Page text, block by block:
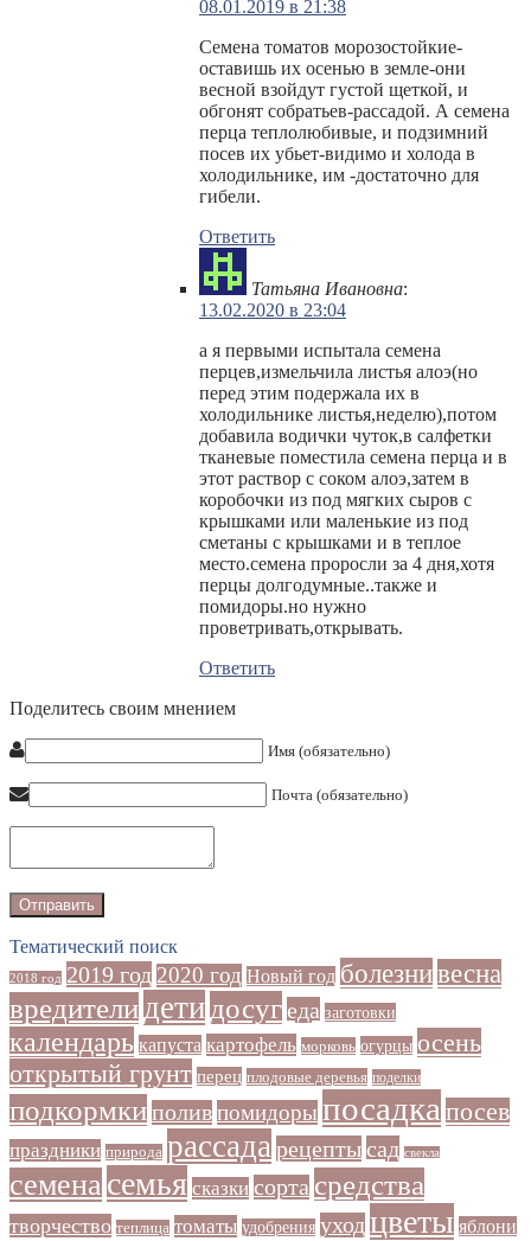
08.01.2019 в 21:38
Семена томатов морозостойкие-
оставишь их осенью в земле-они
весной взойдут густой щеткой, и
обгонят собратьев-рассадой. А семена
перца теплолюбивые, и подзимний
посев их убьет-видимо и холода в
холодильнике, им -достаточно для
гибели.
Ответить
Татьяна Ивановна:
13.02.2020 в 23:04
а я первыми испытала семена
перцев,измельчила листья алоэ(но
перед этим подержала их в
холодильнике листья,неделю),потом
добавила водички чуток,в салфетки
тканевые поместила семена перца и в
этот раствор с соком алоэ,затем в
коробочки из под мягких сыров с
крышками или маленькие из под
сметаны с крышками и в теплое
место.семена проросли за 4 дня,хотя
перцы долгодумные..также и
помидоры.но нужно
проветривать,открывать.
Ответить
Поделитесь своим мнением
Имя (обязательно)
Почта (обязательно)
Тематический поиск
2018 год 2019 год 2020 год Новый год болезнивесна
вредители дети досугеда заготовки
календарь капуста картофель морковь огурцы осень
открытый грунт перец плодовые деревья поделки
подкормкиполивпомидоры посадка посев
праздники природа рассада рецептысад свекла
семена семья сказки сорта средства
творчество теплица томаты удобрения уходцветы яблони